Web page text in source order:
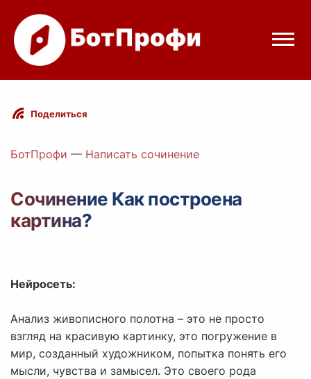
Режимы бота
Цены
Вход с Telegram
Поделиться
БотПрофи — Написать сочинение
Сочинение Как построена
картина?
Нейросеть:
Анализ живописного полотна – это не просто
взгляд на красивую картинку, это погружение в
мир, созданный художником, попытка понять его
мысли, чувства и замысел. Это своего рода